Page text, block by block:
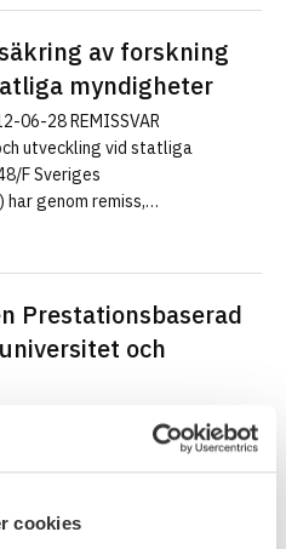
cookies
av forskning
myndigheter
06-28 REMISSVAR
utveckling vid statliga
F Sveriges
har genom remiss,…
Prestationsbaserad
och
resurstilldelning för universitet
UH Utbildningsdepartementet
12-23 givit bland andra…